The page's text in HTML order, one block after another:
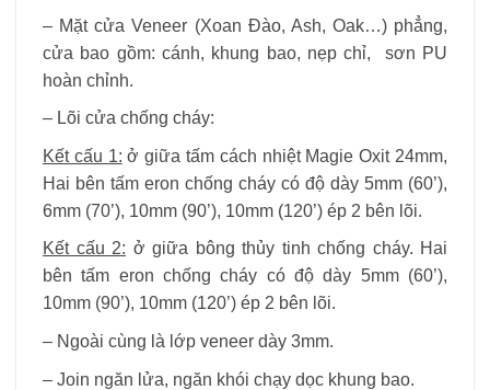
– Mặt cửa Veneer (Xoan Đào, Ash, Oak…) phẳng,
cửa bao gồm: cánh, khung bao, nẹp chỉ, sơn PU
hoàn chỉnh.
– Lõi cửa chống cháy:
Kết cấu 1: ở giữa tấm cách nhiệt Magie Oxit 24mm,
Hai bên tấm eron chống cháy có độ dày 5mm (60’),
6mm (70’), 10mm (90’), 10mm (120’) ép 2 bên lõi.
Kết cấu 2: ở giữa bông thủy tinh chống cháy. Hai
bên tấm eron chống cháy có độ dày 5mm (60’),
10mm (90’), 10mm (120’) ép 2 bên lõi.
– Ngoài cùng là lớp veneer dày 3mm.
– Join ngăn lửa, ngăn khói chạy dọc khung bao.